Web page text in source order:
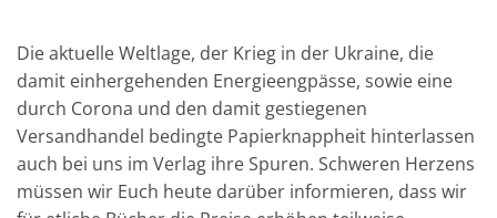
Die aktuelle Weltlage, der Krieg in der Ukraine, die
damit einhergehenden Energieengpässe, sowie eine
durch Corona und den damit gestiegenen
Versandhandel bedingte Papierknappheit hinterlassen
auch bei uns im Verlag ihre Spuren. Schweren Herzens
müssen wir Euch heute darüber informieren, dass wir